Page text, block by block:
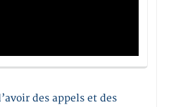
des appels et des